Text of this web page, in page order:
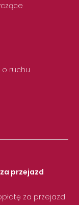
ruchu
przejazd
za przejazd